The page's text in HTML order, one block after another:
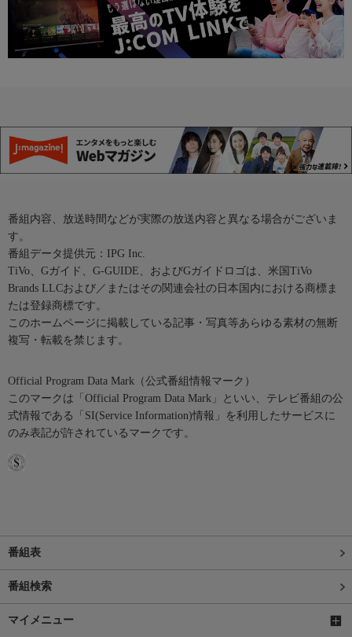
番組内容、放送時間などが実際の放送内容と異なる場合がございま
す。
番組データ提供元：IPG Inc.
TiVo、Gガイド、G-GUIDE、およびGガイドロゴは、米国TiVo
Brands LLCおよび／またはその関連会社の日本国内における商標ま
たは登録商標です。
このホームページに掲載している記事・写真等あらゆる素材の無断
複写・転載を禁じます。
Official Program Data Mark（公式番組情報マーク）
このマークは「Official Program Data Mark」といい、テレビ番組の公
式情報である「SI(Service Information)情報」を利用したサービスに
のみ表記が許されているマークです。
番組表
番組検索
マイメニュー